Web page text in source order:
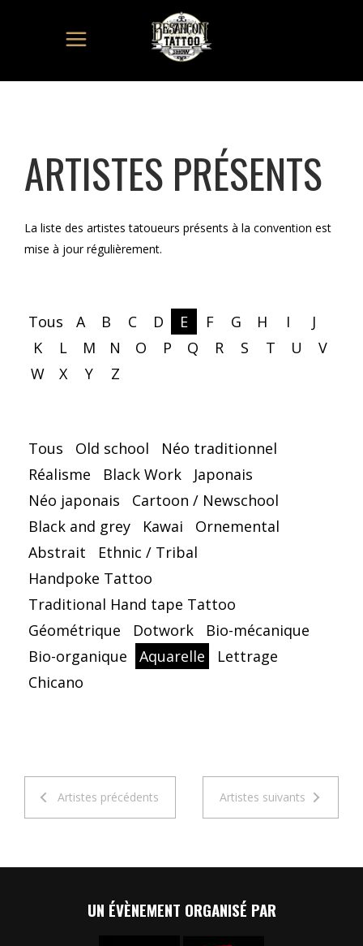
ARTISTES PRÉSENTS
La liste des artistes tatoueurs présents à la convention est
mise à jour régulièrement.
Tous A B C D E F G H I
J
K
L M N O P Q R S T U
V
W
X Y Z
Tous Old school
Néo traditionnel
Réalisme
Black Work
Japonais
Néo japonais
Cartoon / Newschool
Black and grey
Kawai
Ornemental
Abstrait
Ethnic / Tribal
Handpoke Tattoo
Traditional Hand tape Tattoo
Géométrique
Dotwork
Bio-mécanique
Bio-organique
Aquarelle
Lettrage
Chicano
Artistes précédents Artistes suivants
UN ÉVÈNEMENT ORGANISÉ PAR